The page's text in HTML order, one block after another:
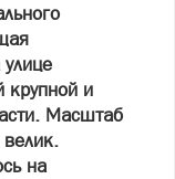
крупной и
Масштаб
велик.
на